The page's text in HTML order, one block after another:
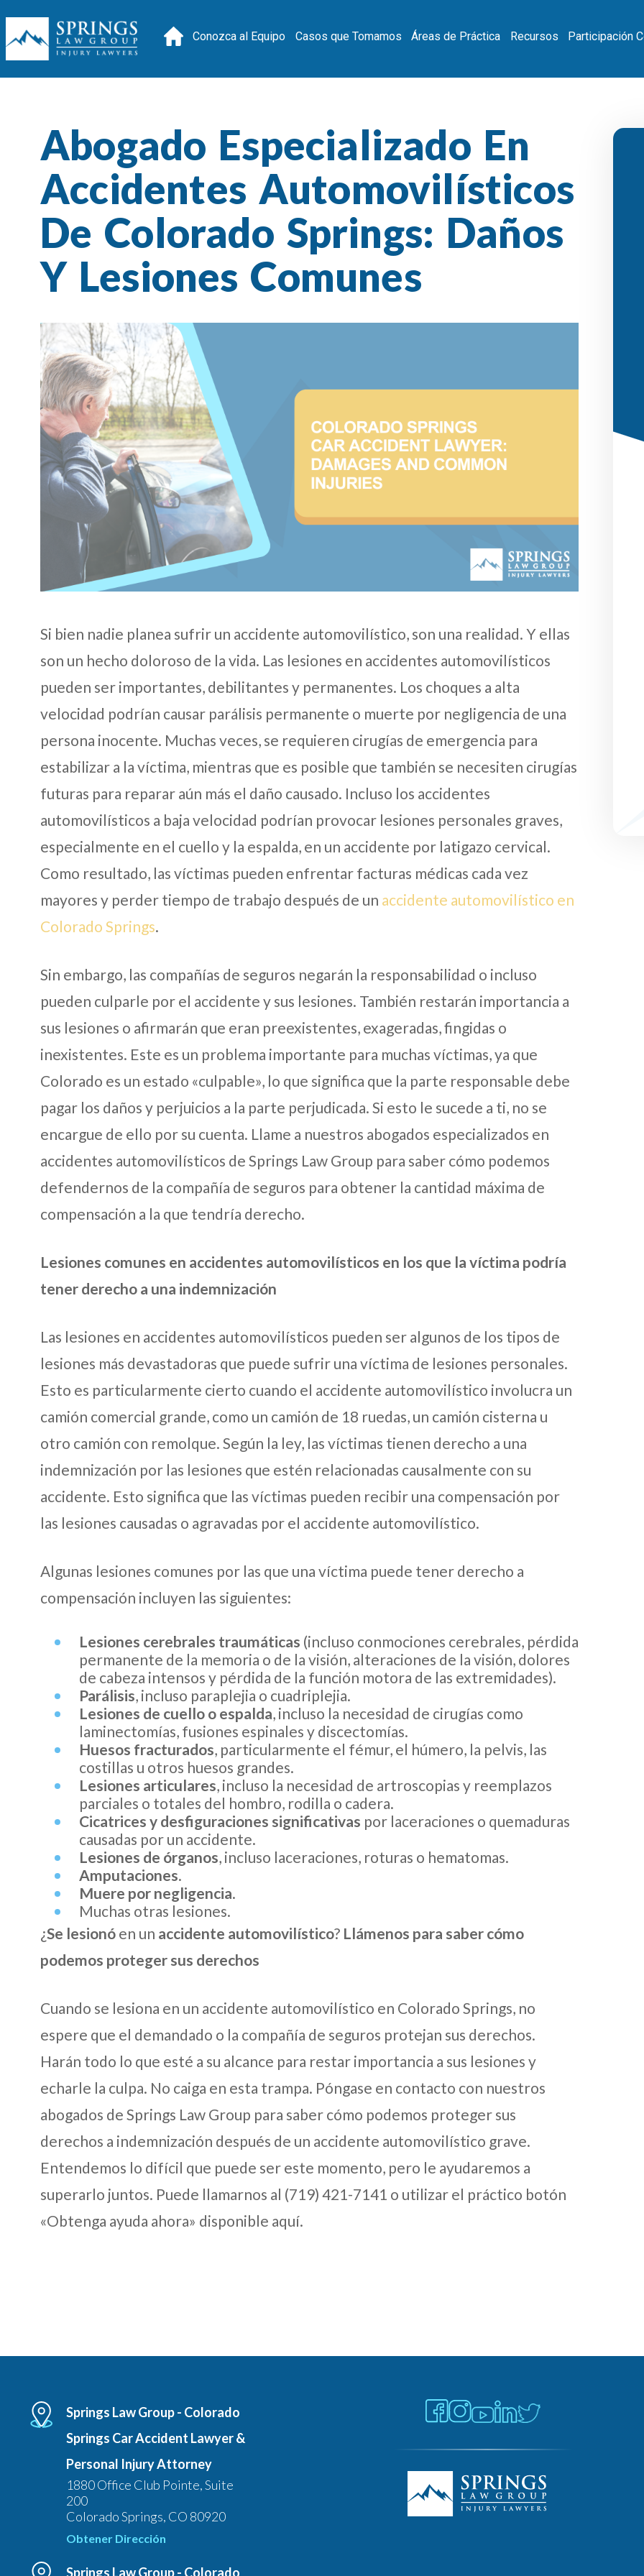
Conozca al Equipo Casos que Tomamos Áreas de Práctica Recursos Participación
Abogado Especializado En
Accidentes Automovilísticos
De Colorado Springs: Daños
Y Lesiones Comunes
Si bien nadie planea sufrir un accidente automovilístico, son una realidad. Y ellas
son un hecho doloroso de la vida. Las lesiones en accidentes automovilísticos
pueden ser importantes, debilitantes y permanentes. Los choques a alta
velocidad podrían causar parálisis permanente o muerte por negligencia de una
persona inocente. Muchas veces, se requieren cirugías de emergencia para
estabilizar a la víctima, mientras que es posible que también se necesiten cirugías
futuras para reparar aún más el daño causado. Incluso los accidentes
automovilísticos a baja velocidad podrían provocar lesiones personales graves,
especialmente en el cuello y la espalda, en un accidente por latigazo cervical.
Como resultado, las víctimas pueden enfrentar facturas médicas cada vez
mayores y perder tiempo de trabajo después de un accidente automovilístico en
Colorado Springs.
Sin embargo, las compañías de seguros negarán la responsabilidad o incluso
pueden culparle por el accidente y sus lesiones. También restarán importancia a
sus lesiones o afirmarán que eran preexistentes, exageradas, fingidas o
inexistentes. Este es un problema importante para muchas víctimas, ya que
Colorado es un estado «culpable», lo que significa que la parte responsable debe
pagar los daños y perjuicios a la parte perjudicada. Si esto le sucede a ti, no se
encargue de ello por su cuenta. Llame a nuestros abogados especializados en
accidentes automovilísticos de Springs Law Group para saber cómo podemos
defendernos de la compañía de seguros para obtener la cantidad máxima de
compensación a la que tendría derecho.
Lesiones comunes en accidentes automovilísticos en los que la víctima podría
tener derecho a una indemnización
Las lesiones en accidentes automovilísticos pueden ser algunos de los tipos de
lesiones más devastadoras que puede sufrir una víctima de lesiones personales.
Esto es particularmente cierto cuando el accidente automovilístico involucra un
camión comercial grande, como un camión de 18 ruedas, un camión cisterna u
otro camión con remolque. Según la ley, las víctimas tienen derecho a una
indemnización por las lesiones que estén relacionadas causalmente con su
accidente. Esto significa que las víctimas pueden recibir una compensación por
las lesiones causadas o agravadas por el accidente automovilístico.
Algunas lesiones comunes por las que una víctima puede tener derecho a
compensación incluyen las siguientes:
Lesiones cerebrales traumáticas (incluso conmociones cerebrales, pérdida
permanente de la memoria o de la visión, alteraciones de la visión, dolores
de cabeza intensos y pérdida de la función motora de las extremidades).
Parálisis, incluso paraplejia o cuadriplejia.
Lesiones de cuello o espalda, incluso la necesidad de cirugías como
laminectomías, fusiones espinales y discectomías.
Huesos fracturados, particularmente el fémur, el húmero, la pelvis, las
costillas u otros huesos grandes.
Lesiones articulares, incluso la necesidad de artroscopias y reemplazos
parciales o totales del hombro, rodilla o cadera.
Cicatrices y desfiguraciones significativas por laceraciones o quemaduras
causadas por un accidente.
Lesiones de órganos, incluso laceraciones, roturas o hematomas.
Amputaciones.
Muere por negligencia.
Muchas otras lesiones.
¿Se lesionó en un accidente automovilístico? Llámenos para saber cómo
podemos proteger sus derechos
Cuando se lesiona en un accidente automovilístico en Colorado Springs, no
espere que el demandado o la compañía de seguros protejan sus derechos.
Harán todo lo que esté a su alcance para restar importancia a sus lesiones y
echarle la culpa. No caiga en esta trampa. Póngase en contacto con nuestros
abogados de Springs Law Group para saber cómo podemos proteger sus
derechos a indemnización después de un accidente automovilístico grave.
Entendemos lo difícil que puede ser este momento, pero le ayudaremos a
superarlo juntos. Puede llamarnos al (719) 421-7141 o utilizar el práctico botón
«Obtenga ayuda ahora» disponible aquí.
Springs Law Group - Colorado
Springs Car Accident Lawyer &
Personal Injury Attorney
1880 Office Club Pointe, Suite
200
Colorado Springs, CO 80920
Obtener Dirección
Springs Law Group - Colorado